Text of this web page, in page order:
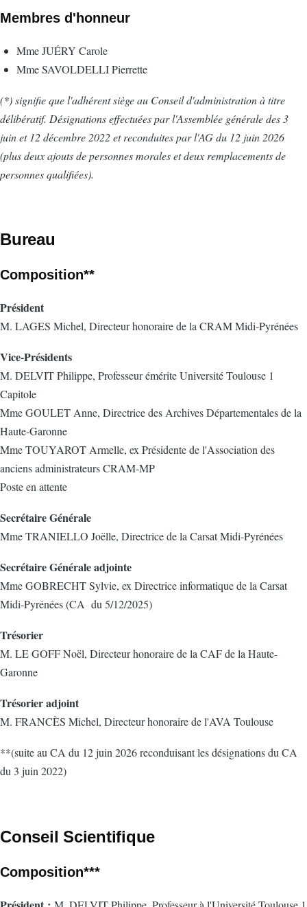
Membres d'honneur
Mme JUÉRY Carole
Mme SAVOLDELLI Pierrette
(*) signifie que l'adhérent siège au Conseil d'administration à titre
délibératif. Désignations effectuées par l'Assemblée générale des 3
juin et 12 décembre 2022 et reconduites par l'AG du 12 juin 2026
(plus deux ajouts de personnes morales et deux remplacements de
personnes qualifiées).
Bureau
Composition**
Président
M. LAGES Michel, Directeur honoraire de la CRAM Midi-Pyrénées
Vice-Présidents
M. DELVIT Philippe, Professeur émérite Université Toulouse 1
Capitole
Mme GOULET Anne, Directrice des Archives Départementales de la
Haute-Garonne
Mme TOUYAROT Armelle, ex Présidente de l'Association des
anciens administrateurs CRAM-MP
Poste en attente
Secrétaire Générale
Mme TRANIELLO Joëlle, Directrice de la Carsat Midi-Pyrénées
Secrétaire Générale adjointe
Mme GOBRECHT Sylvie, ex Directrice informatique de la Carsat
Midi-Pyrénées (CA du 5/12/2025)
Trésorier
M. LE GOFF Noël, Directeur honoraire de la CAF de la Haute-
Garonne
Trésorieradjoint
M. FRANCÈS Michel, Directeur honoraire de l'AVA Toulouse
**(suite au CA du 12 juin 2026 reconduisant les désignations du CA
du 3 juin 2022)
Conseil Scientifique
Composition***